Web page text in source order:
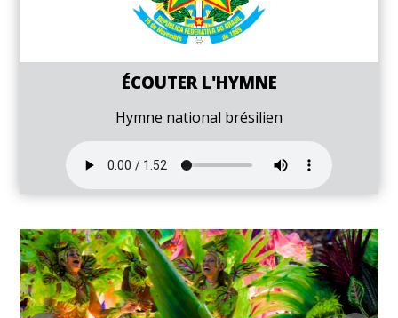
ÉCOUTER L'HYMNE
Hymne national brésilien